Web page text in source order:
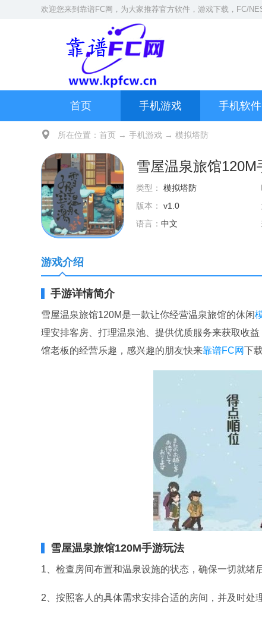
欢迎您来到 靠谱FC网 ，为大家推荐官方软件，游戏下载， FC/
首页 手机游戏 手机软件
所在位置： 首页 → 手机游戏 → 模拟塔防
雪屋温泉旅馆120M
类型： 模拟塔防
版本： v1.0
语言： 中文
游戏介绍
手游详情简介
雪屋温泉旅馆120M是一款让你经营温泉旅馆的休闲
理安排客房、打理温泉池、提供优质服务来获取收
馆老板的经营乐趣，感兴趣的朋友快来靠谱FC网下
雪屋温泉旅馆120M手游玩法
1、检查房间布置和温泉设施的状态，确保一切就绪
2、按照客人的具体需求安排合适的房间，并及时处